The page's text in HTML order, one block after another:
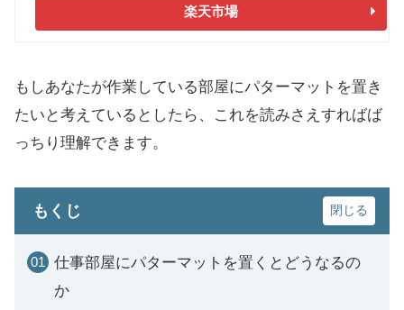
楽天市場
もしあなたが作業している部屋にパターマットを置き
たいと考えているとしたら、これを読みさえすればば
っちり理解できます。
もくじ
仕事部屋にパターマットを置くとどうなるの
か